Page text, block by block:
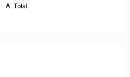
A. Total